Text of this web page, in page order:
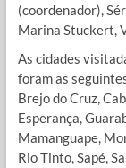
(coordenador),
Marina Stuckert,
As cidades
foram as
Brejo do Cruz,
Esperança,
Mamanguape,
Rio Tinto, Sapé,